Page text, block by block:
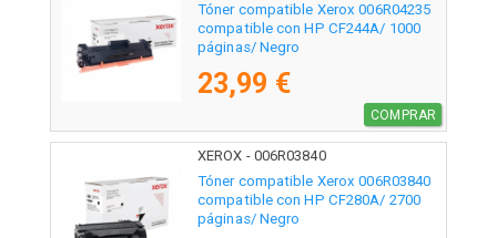
Tóner compatible Xerox 006R04235
compatible con HP CF244A/ 1000
páginas/ Negro
23,99 €
COMPRAR
XEROX - 006R03840
Tóner compatible Xerox 006R03840
compatible con HP CF280A/ 2700
páginas/ Negro